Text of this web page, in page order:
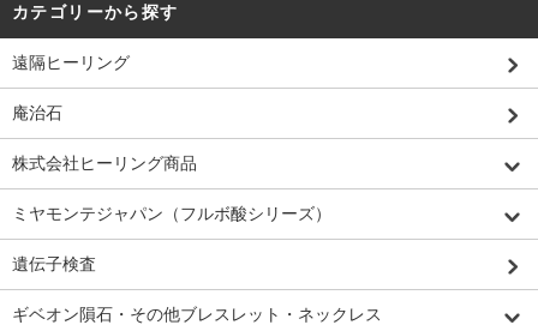
カテゴリーから探す
遠隔ヒーリング
庵治石
株式会社ヒーリング商品
ミヤモンテジャパン（フルボ酸シリーズ）
遺伝子検査
ギベオン隕石・その他ブレスレット・ネックレス